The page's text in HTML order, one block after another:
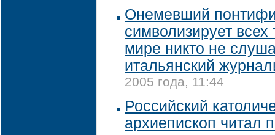
Онемевший
символизирует всех
мире никто не
итальянский
2005 года, 11:44
Российский
архиепископ читал